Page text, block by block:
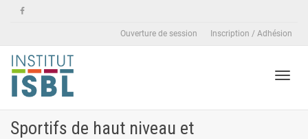
Ouverture de session Inscription / Adhésion
Sportifs de haut niveau et